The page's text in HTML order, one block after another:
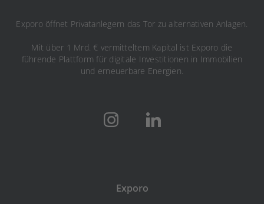
Exporo öffnet Privatanlegern das Tor zu alternativen Anlagen.
Mit über 1 Mrd. € vermitteltem Kapital ist Exporo die
führende Plattform für digitale Investitionen in Immobilien
und erneuerbare Energien.
Exporo